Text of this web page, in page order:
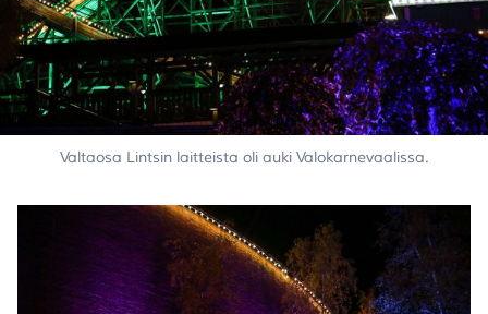
Valtaosa Lintsin laitteista oli auki Valokarnevaalissa.